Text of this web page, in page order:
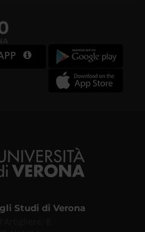
Studi di Verona